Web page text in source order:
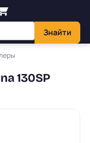
Знайти
130SP